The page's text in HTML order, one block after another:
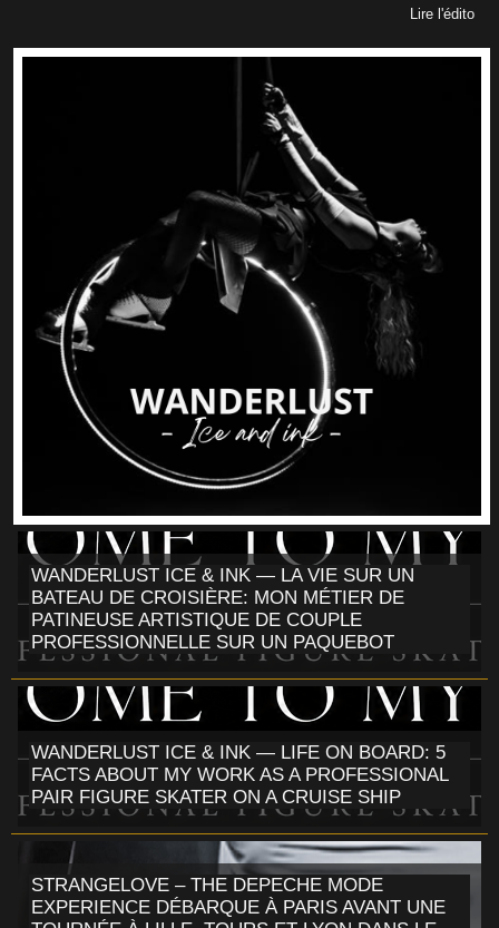
Lire l'édito
WANDERLUST ICE & INK — LA VIE SUR UN
BATEAU DE CROISIÈRE: MON MÉTIER DE
PATINEUSE ARTISTIQUE DE COUPLE
PROFESSIONNELLE SUR UN PAQUEBOT
WANDERLUST ICE & INK — LIFE ON BOARD: 5
FACTS ABOUT MY WORK AS A PROFESSIONAL
PAIR FIGURE SKATER ON A CRUISE SHIP
STRANGELOVE – THE DEPECHE MODE
EXPERIENCE DÉBARQUE À PARIS AVANT UNE